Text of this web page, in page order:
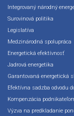
Integrovaný národný
Surovinová politika
Legislatíva
Medzinárodná spolupráca
Energetická efektívnosť
Jadrová energetika
Garantovaná energetická
Efektívna sadzba odvodu
Kompenzácia
Výzva na predkladanie